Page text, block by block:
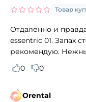
Товар
Отдалённо и
essentric 01. Запах
рекомендую.
0
0
Orental